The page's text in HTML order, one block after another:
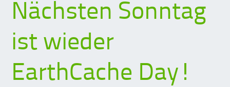
Nächsten Sonntag
ist wieder
EarthCache Day!